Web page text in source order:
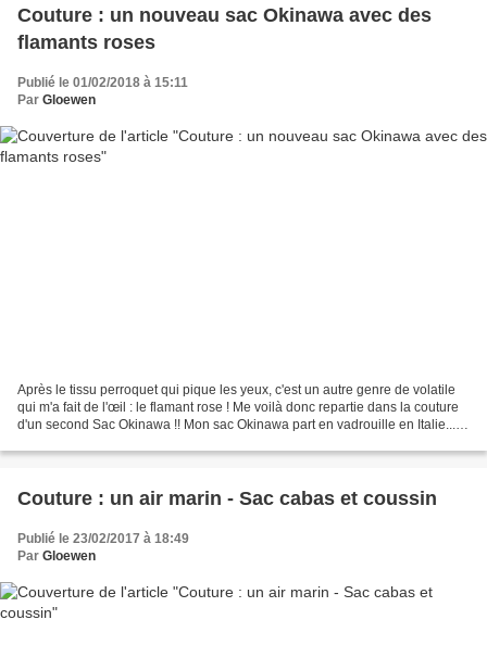
Couture : un nouveau sac Okinawa avec des
flamants roses
Publié le 01/02/2018 à 15:11
Par Gloewen
Après le tissu perroquet qui pique les yeux, c'est un autre genre de volatile
qui m'a fait de l'œil : le flamant rose ! Me voilà donc repartie dans la couture
d'un second Sac Okinawa !! Mon sac Okinawa part en vadrouille en Italie...
Couture : un air marin - Sac cabas et coussin
Publié le 23/02/2017 à 18:49
Par Gloewen